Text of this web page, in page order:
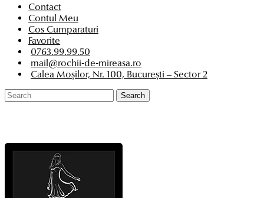
Contact
Contul Meu
Cos Cumparaturi
Favorite
0763.99.99.50
mail@rochii-de-mireasa.ro
Calea Moșilor, Nr. 100, București – Sector 2